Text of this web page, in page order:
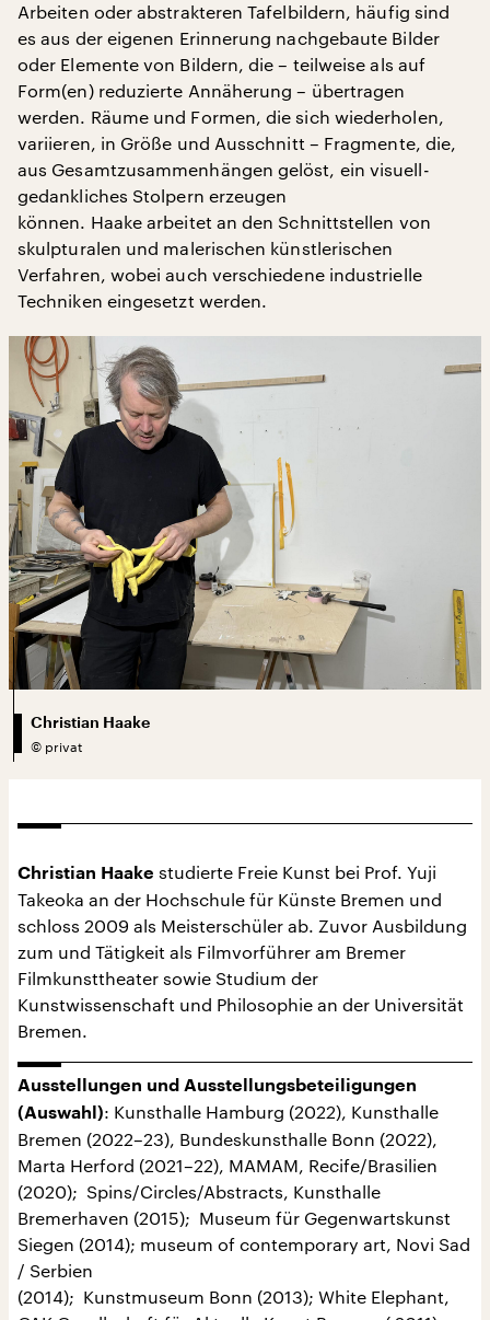
Arbeiten oder abstrakteren Tafelbildern, häufig sind
es aus der eigenen Erinnerung nachgebaute Bilder
oder Elemente von Bildern, die – teilweise als auf
Form(en) reduzierte Annäherung – übertragen
werden. Räume und Formen, die sich wiederholen,
variieren, in Größe und Ausschnitt – Fragmente, die,
aus Gesamtzusammenhängen gelöst, ein visuell-
gedankliches Stolpern erzeugen
können. Haake arbeitet an den Schnittstellen von
skulpturalen und malerischen künstlerischen
Verfahren, wobei auch verschiedene industrielle
Techniken eingesetzt werden.
Christian Haake
© privat
Christian Haake studierte Freie Kunst bei Prof. Yuji
Takeoka an der Hochschule für Künste Bremen und
schloss 2009 als Meisterschüler ab. Zuvor Ausbildung
zum und Tätigkeit als Filmvorführer am Bremer
Filmkunsttheater sowie Studium der
Kunstwissenschaft und Philosophie an der Universität
Bremen.
Ausstellungen und Ausstellungsbeteiligungen
(Auswahl): Kunsthalle Hamburg (2022), Kunsthalle
Bremen (2022–23), Bundeskunsthalle Bonn (2022),
Marta Herford (2021–22), MAMAM, Recife/Brasilien
(2020); Spins/Circles/Abstracts, Kunsthalle
Bremerhaven (2015); Museum für Gegenwartskunst
Siegen (2014); museum of contemporary art, Novi Sad
/ Serbien
(2014); Kunstmuseum Bonn (2013); White Elephant,